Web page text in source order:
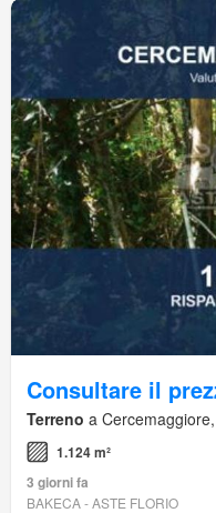
Consultare il
Terreno a
1.124 m²
3 giorni fa
BAKECA - ASTE FLORIO